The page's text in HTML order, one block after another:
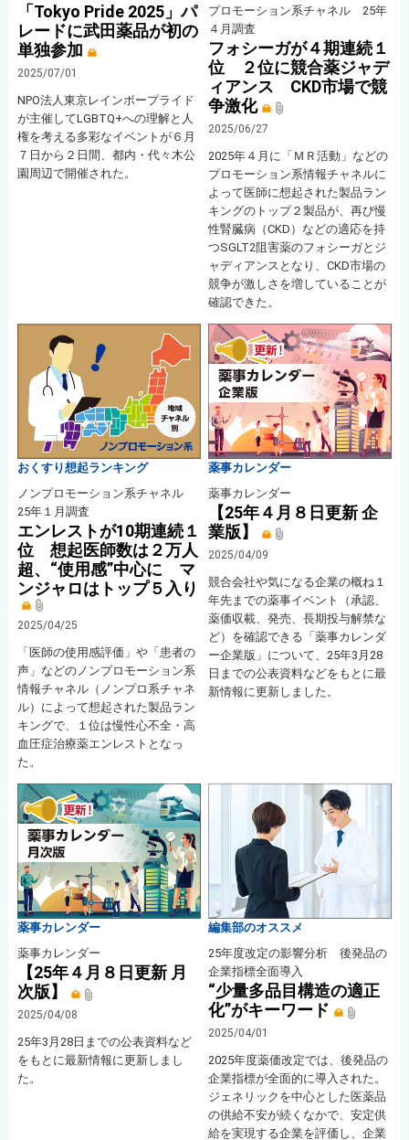
「Tokyo Pride 2025」パ
レードに武田薬品が初の
単独参加
2025/07/01
NPO法人東京レインボープライド
が主催してLGBTQ+への理解と人
権を考える多彩なイベントが６月
７日から２日間、都内・代々木公
園周辺で開催された。
プロモーション系チャネル 25年
４月調査
フォシーガが４期連続１
位 ２位に競合薬ジャデ
ィアンス CKD市場で競
争激化
2025/06/27
2025年４月に「ＭＲ活動」などの
プロモーション系情報チャネルに
よって医師に想起された製品ラン
キングのトップ２製品が、再び慢
性腎臓病（CKD）などの適応を持
つSGLT2阻害薬のフォシーガとジ
ャディアンスとなり、CKD市場の
競争が激しさを増していることが
確認できた。
おくすり想起ランキング
ノンプロモーション系チャネル
25年１月調査
エンレストが10期連続１
位 想起医師数は２万人
超、“使用感”中心に マ
ンジャロはトップ５入り
2025/04/25
「医師の使用感評価」や「患者の
声」などのノンプロモーション系
情報チャネル（ノンプロ系チャネ
ル）によって想起された製品ラン
キングで、１位は慢性心不全・高
血圧症治療薬エンレストとなっ
た。
薬事カレンダー
薬事カレンダー
【25年４月８日更新 企
業版】
2025/04/09
競合会社や気になる企業の概ね１
年先までの薬事イベント（承認、
薬価収載、発売、長期投与解禁な
ど）を確認できる「薬事カレンダ
ー企業版」について、25年3月28
日までの公表資料などをもとに最
新情報に更新しました。
薬事カレンダー
薬事カレンダー
【25年４月８日更新 月
次版】
2025/04/08
25年3月28日までの公表資料など
をもとに最新情報に更新しまし
た。
編集部のオススメ
25年度改定の影響分析 後発品の
企業指標全面導入
“少量多品目構造の適正
化”がキーワード
2025/04/01
2025年度薬価改定では、後発品の
企業指標が全面的に導入された。
ジェネリックを中心とした医薬品
の供給不安が続くなかで、安定供
給を実現する企業を評価し、企業